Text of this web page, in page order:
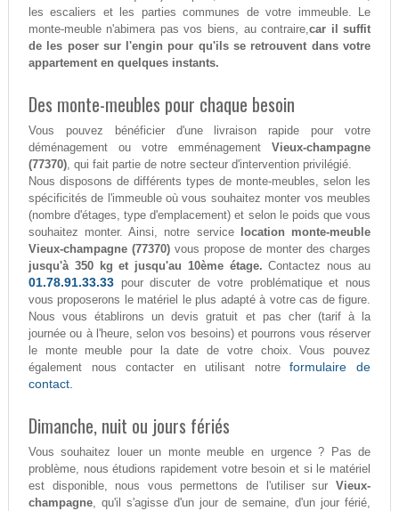
les escaliers et les parties communes de votre immeuble. Le
monte-meuble n'abimera pas vos biens, au contraire,car il suffit
de les poser sur l'engin pour qu'ils se retrouvent dans votre
appartement en quelques instants.
Des monte-meubles pour chaque besoin
Vous pouvez bénéficier d'une livraison rapide pour votre
déménagement ou votre emménagementVieux-champagne
(77370), qui fait partie de notre secteur d'intervention privilégié.
Nous disposons de différents types de monte-meubles, selon les
spécificités de l'immeuble où vous souhaitez monter vos meubles
(nombre d'étages, type d'emplacement) et selon le poids que vous
souhaitez monter. Ainsi, notre service
location monte-meuble
Vieux-champagne (77370)vous propose de monter des charges
jusqu'à 350 kg et jusqu'au 10ème étage. Contactez nous au
01.78.91.33.33pour discuter de votre problématique et nous
vous proposerons le matériel le plus adapté à votre cas de figure.
Nous vous établirons un devis gratuit et pas cher (tarif à la
journée ou à l'heure, selon vos besoins) et pourrons vous réserver
le monte meuble pour la date de votre choix. Vous pouvez
également nous contacter en utilisant notreformulaire de
contact.
Dimanche, nuit ou jours fériés
Vous souhaitez louer un monte meuble en urgence ? Pas de
problème, nous étudions rapidement votre besoin et si le matériel
est disponible, nous vous permettons de l'utiliser surVieux-
champagne, qu'il s'agisse d'un jour de semaine, d'un jour férié,